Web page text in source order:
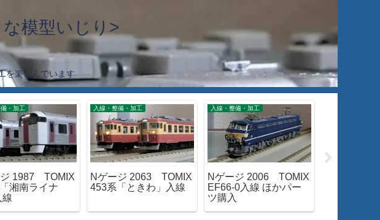
模型いじり>
楽しんでいます
・加工
ジ 1987 TOMIX
湘南ライナ
線
入線・整備・加工
Nゲージ 2063 TOMIX
453系「ときわ」入線
入線・整備・加工
Nゲージ 2006 TOMIX
EF66-0入線 ほかパー
ツ購入